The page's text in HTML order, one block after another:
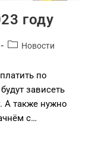
году
Новости
по
зависеть
А также нужно
с…